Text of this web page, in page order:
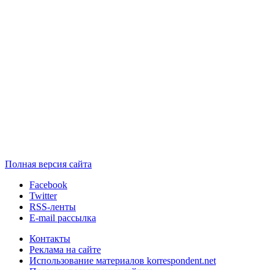
Полная версия сайта
Facebook
Twitter
RSS-ленты
E-mail рассылка
Контакты
Реклама на сайте
Использование материалов korrespondent.net